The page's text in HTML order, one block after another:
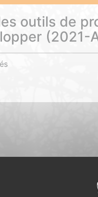
outils de
(2021-
(Adhésion au CIBE)